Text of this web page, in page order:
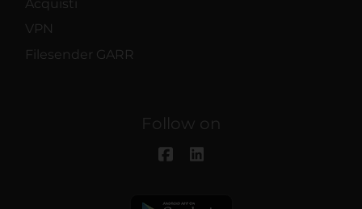
Acquisti
VPN
Filesender GARR
Follow on